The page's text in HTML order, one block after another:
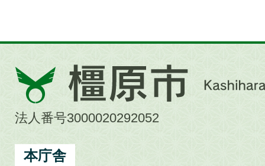
橿
原
市
City
法人番号3000020292052
本庁舎